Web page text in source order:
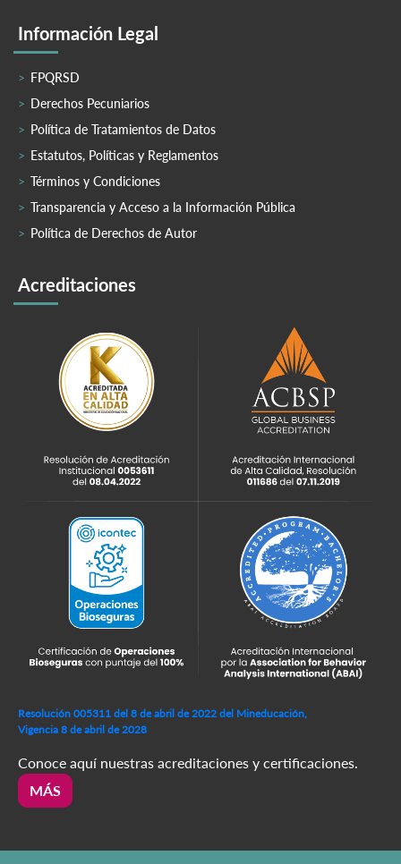
Información Legal
FPQRSD
Derechos Pecuniarios
Política de Tratamientos de Datos
Estatutos, Políticas y Reglamentos
Términos y Condiciones
Transparencia y Acceso a la Información Pública
Política de Derechos de Autor
Acreditaciones
Resolución 005311 del 8 de abril de 2022 del Mineducación,
Vigencia 8 de abril de 2028
Conoce aquí nuestras acreditaciones y certificaciones.
MÁS